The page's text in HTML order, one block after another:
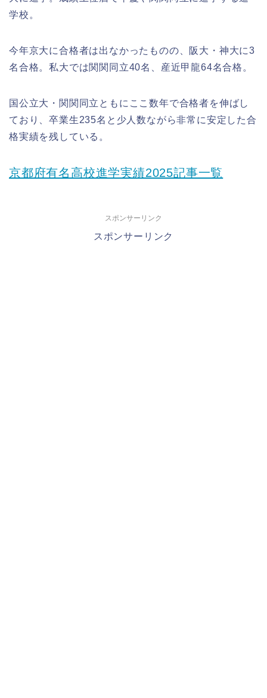
学校。
今年京大に合格者は出なかったものの、阪大・神大に3
名合格。私大では関関同立40名、産近甲龍64名合格。
国公立大・関関同立ともにここ数年で合格者を伸ばし
ており、卒業生235名と少人数ながら非常に安定した合
格実績を残している。
京都府有名高校進学実績2025記事一覧
スポンサーリンク
スポンサーリンク